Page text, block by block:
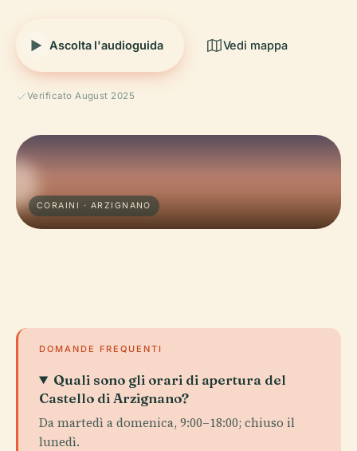
Ascolta l'audioguida Vedi mappa
Verificato August 2025
CORAINI · ARZIGNANO
DOMANDE FREQUENTI
Quali sono gli orari di apertura del
Castello di Arzignano?
Da martedì a domenica, 9:00–18:00; chiuso il
lunedì.